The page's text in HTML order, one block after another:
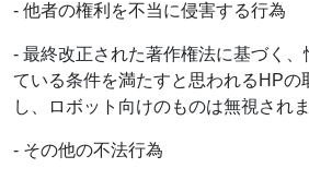
- 他者の権利を不当に侵害する行為
- 最終改正された著作権法に基づく、
ている条件を満たすと思われるHPの
し、ロボット向けのものは無視され
- その他の不法行為